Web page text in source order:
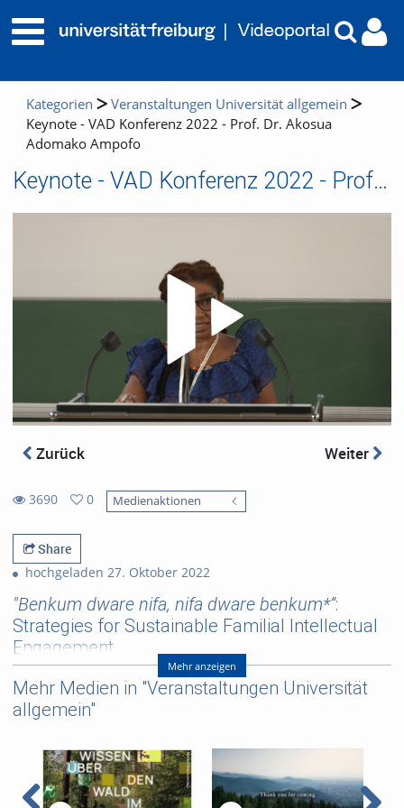
Kategorien
Veranstaltungen Universität allgemein
Keynote - VAD Konferenz 2022 - Prof. Dr. Akosua
Adomako Ampofo
Keynote - VAD Konferenz 2022 - Prof. Dr. Akosua Adomako Ampofo
Zurück Weiter
3690
views
0
favorites
Medienaktionen
Share
hochgeladen 27. Oktober 2022
"Benkum dware nifa, nifa dware benkum*”:
Strategies for Sustainable Familial Intellectual
Engagement
*Akan proverb: lit. the left (hand) washes the right; the right
(hand) washes the left hand.
Keynote von Prof. Dr. Akosua Adomako Ampofo (University of
Referent/in:
Prof. Dr. Akosua Adomako
Ampofo
Mehr anzeigen
Mehr Medien in "Veranstaltungen Universität
allgemein"